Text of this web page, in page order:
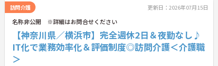
分に活かし、ご自身の生活も大切にしながら長期的
に活躍できるおすすめの環境です。
★おすすめPOINT★
【安定した経営基盤とキャリア支援】
・全国140以上の施設を展開し連続増収を続ける安
訪問介護 更新日：2026年07月15日
名称非公開 ※詳細はお問合せください
【神奈川県／横浜市】完全週休2日＆夜勤なし♪
IT化で業務効率化＆評価制度◎訪問介護＜介護職
＞